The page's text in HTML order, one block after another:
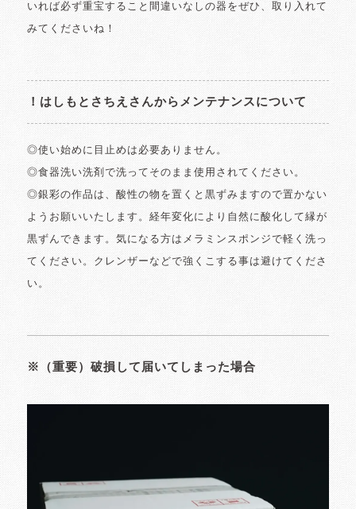
いれば必ず重宝すること間違いなしの器をぜひ、取り入れて
みてくださいね！
！はしもとさちえさんからメンテナンスについて
◎使い始めに目止めは必要ありません。
◎食器洗い洗剤で洗ってそのまま使用されてください。
◎銀彩の作品は、酸性の物を置くと黒ずみますので置かない
ようお願いいたします。経年変化により自然に酸化して縁が
黒ずんできます。気になる方はメラミンスポンジで軽く洗っ
てください。クレンザーなどで強くこする事は避けてくださ
い。
※（重要）破損して届いてしまった場合